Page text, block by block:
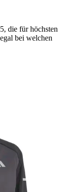
die für höchsten
bei welchen